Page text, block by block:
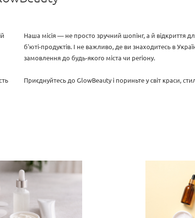
Наша місія — не просто зручний шопінг, а й відкриття
б'юті-продуктів. І не важливо, де ви знаходитесь в
замовлення до будь-якого міста чи регіону.
Приєднуйтесь до GlowBeauty і пориньте у світ краси,